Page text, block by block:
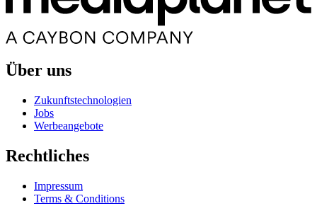
Über uns
Zukunftstechnologien
Jobs
Werbeangebote
Rechtliches
Impressum
Terms & Conditions